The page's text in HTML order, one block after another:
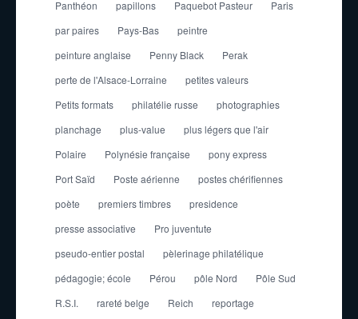
Panthéon papillons Paquebot Pasteur
Paris
par paires
Pays-Bas
peintre
peinture anglaise
Penny Black
Perak
perte de l'Alsace-Lorraine
petites valeurs
Petits formats
philatélie russe
photographies
planchage
plus-value
plus légers que l'air
Polaire
Polynésie française
pony express
Port Saïd
Poste aérienne
postes chérifiennes
poète
premiers timbres
presidence
presse associative
Pro juventute
pseudo-entier postal
pèlerinage philatélique
pédagogie; école
Pérou pôle Nord
Pôle Sud
R.S.I.
rareté belge Reich
reportage